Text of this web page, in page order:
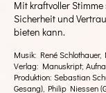
Mit kraftvoller
Sicherheit und
bieten kann.
Musik: René
Verlag: Manuskript;
Produktion: Sebastian
Gesang), Philip Niessen